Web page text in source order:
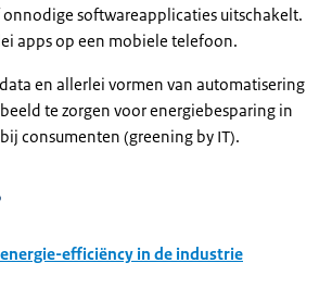
softwareapplicaties uitschakelt.
apps op een mobiele telefoon.
en allerlei vormen van automatisering
te zorgen voor energiebesparing in
consumenten (greening by IT).
efficiëncy in de industrie